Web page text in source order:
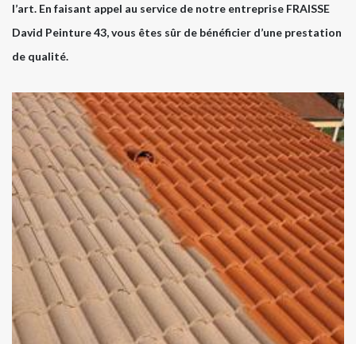
l’art. En faisant appel au service de notre entreprise FRAISSE
David Peinture 43, vous êtes sûr de bénéficier d’une prestation
de qualité.